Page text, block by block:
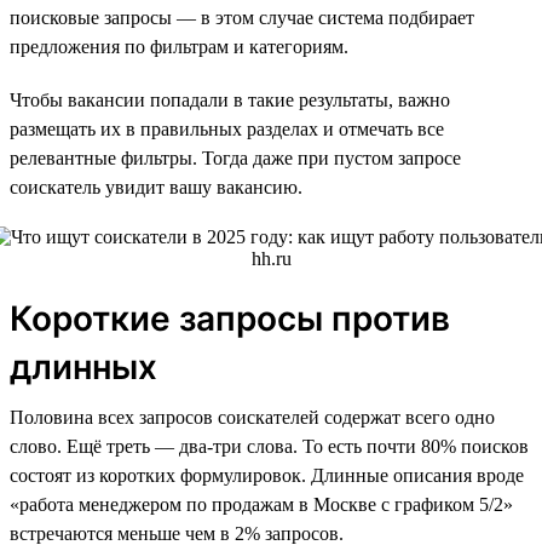
поисковые запросы — в этом случае система подбирает
предложения по фильтрам и категориям.
Чтобы вакансии попадали в такие результаты, важно
размещать их в правильных разделах и отмечать все
релевантные фильтры. Тогда даже при пустом запросе
соискатель увидит вашу вакансию.
Короткие запросы против
длинных
Половина всех запросов соискателей содержат всего одно
слово. Ещё треть — два-три слова. То есть почти 80% поисков
состоят из коротких формулировок. Длинные описания вроде
«работа менеджером по продажам в Москве с графиком 5/2»
встречаются меньше чем в 2% запросов.